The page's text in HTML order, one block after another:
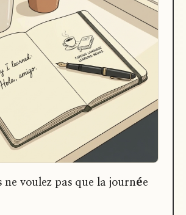
ne voulez pas que la journée